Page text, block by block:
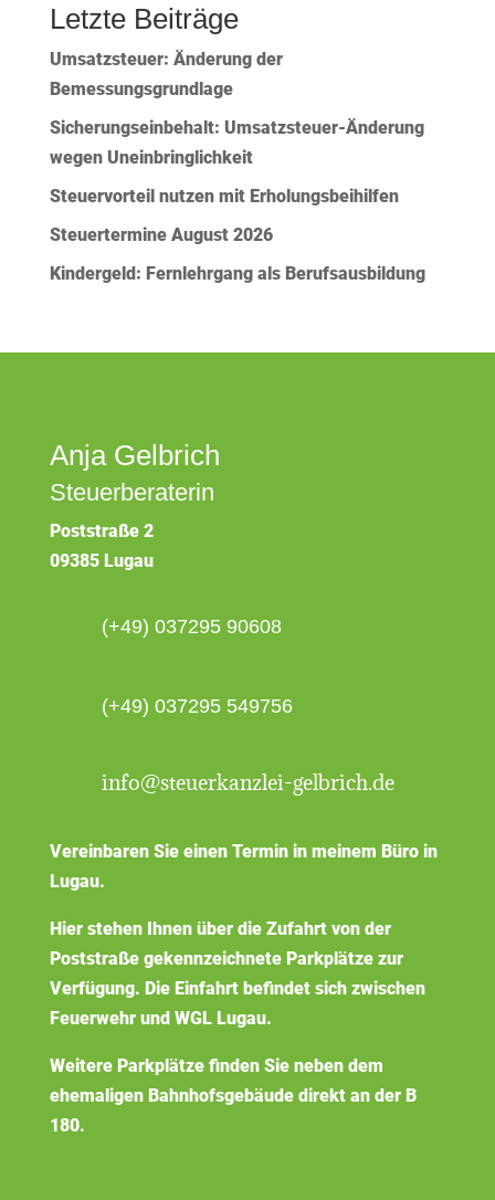
Letzte Beiträge
Umsatzsteuer: Änderung der
Bemessungsgrundlage
Sicherungseinbehalt: Umsatzsteuer-Änderung
wegen Uneinbringlichkeit
Steuervorteil nutzen mit Erholungsbeihilfen
Steuertermine August 2026
Kindergeld: Fernlehrgang als Berufsausbildung
Anja Gelbrich
Steuerberaterin
Poststraße 2
09385 Lugau
(+49) 037295 90608
(+49) 037295 549756
info@steuerkanzlei-gelbrich.de
Vereinbaren Sie einen Termin in meinem Büro in
Lugau.
Hier stehen Ihnen über die Zufahrt von der
Poststraße gekennzeichnete Parkplätze zur
Verfügung. Die Einfahrt befindet sich zwischen
Feuerwehr und WGL Lugau.
Weitere Parkplätze finden Sie neben dem
ehemaligen Bahnhofsgebäude direkt an der B
180.